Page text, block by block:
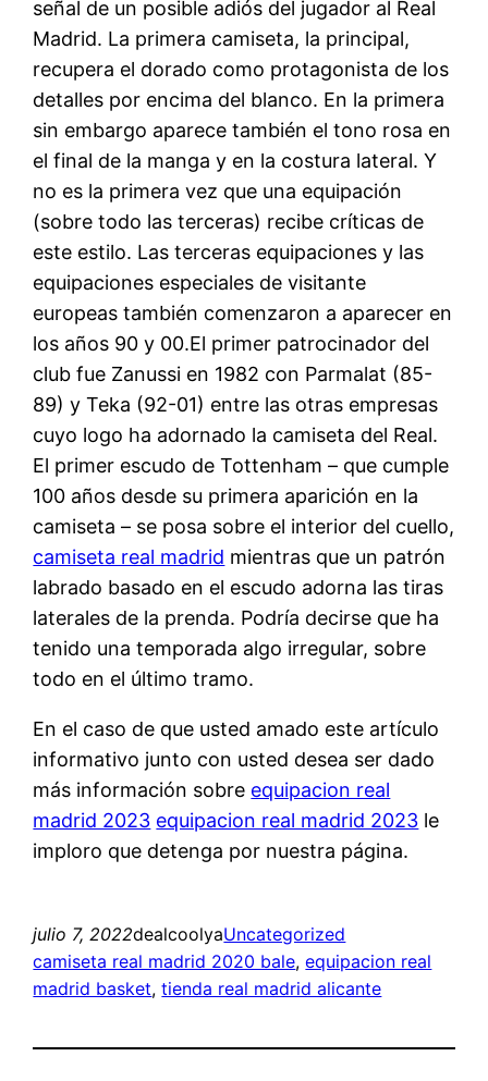
señal de un posible adiós del jugador al Real
Madrid. La primera camiseta, la principal,
recupera el dorado como protagonista de los
detalles por encima del blanco. En la primera
sin embargo aparece también el tono rosa en
el final de la manga y en la costura lateral. Y
no es la primera vez que una equipación
(sobre todo las terceras) recibe críticas de
este estilo. Las terceras equipaciones y las
equipaciones especiales de visitante
europeas también comenzaron a aparecer en
los años 90 y 00.El primer patrocinador del
club fue Zanussi en 1982 con Parmalat (85-
89) y Teka (92-01) entre las otras empresas
cuyo logo ha adornado la camiseta del Real.
El primer escudo de Tottenham – que cumple
100 años desde su primera aparición en la
camiseta – se posa sobre el interior del cuello,
camiseta real madrid mientras que un patrón
labrado basado en el escudo adorna las tiras
laterales de la prenda. Podría decirse que ha
tenido una temporada algo irregular, sobre
todo en el último tramo.
En el caso de que usted amado este artículo
informativo junto con usted desea ser dado
más información sobre equipacion real
madrid 2023 equipacion real madrid 2023 le
imploro que detenga por nuestra página.
julio 7, 2022dealcoolyaUncategorized
camiseta real madrid 2020 bale, equipacion real
madrid basket, tienda real madrid alicante